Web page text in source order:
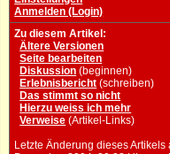
Anmelden (Login)
Zu diesem Artikel:
Ältere Versionen
Seite bearbeiten
Diskussion (beginnen)
Erlebnisbericht (schreiben)
Das stimmt so nicht
Hierzu weiss ich mehr
Verweise (Artikel-Links)
Letzte Änderung dieses Artikels